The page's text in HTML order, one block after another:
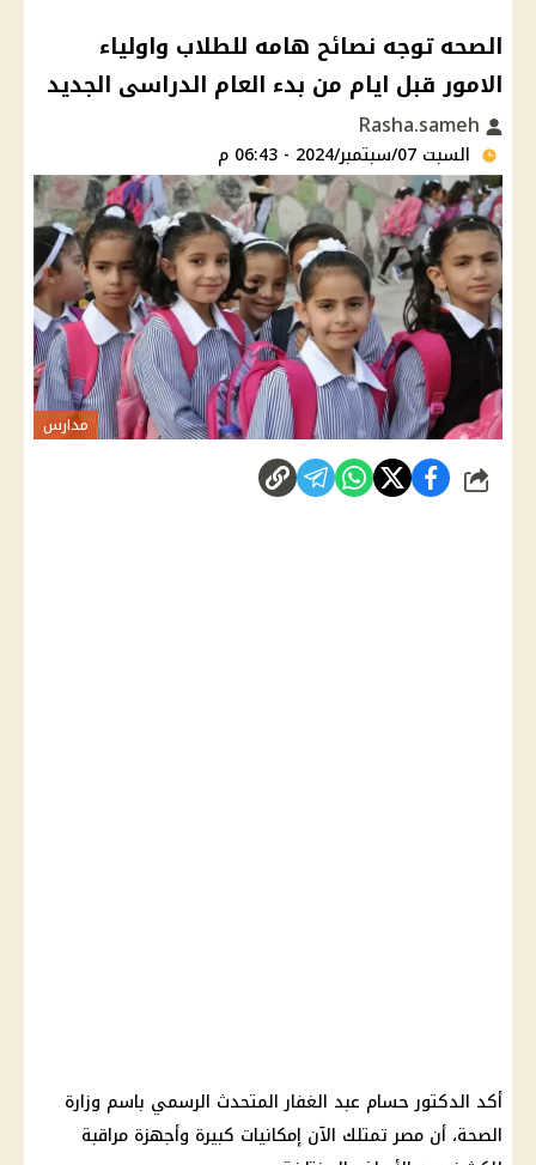
الصحه توجه نصائح هامه للطلاب واولياء
الامور قبل ايام من بدء العام الدراسى الجديد
السبت 07/سبتمبر/2024 - 06:43 م
مدارس
شارك
أكد الدكتور حسام عبد الغفار المتحدث الرسمي باسم وزارة
الصحة، أن مصر تمتلك الآن إمكانيات كبيرة وأجهزة مراقبة